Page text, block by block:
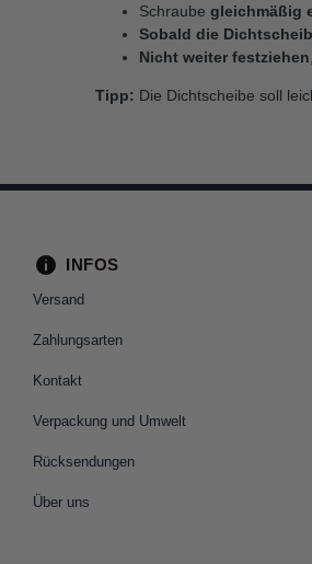
Schraube gleichmäßig
Sobald die
Nicht weiter festziehen
Tipp: Die Dichtscheibe soll
INFOS
Versand
Zahlungsarten
Kontakt
Verpackung und Umwelt
Rücksendungen
Über uns